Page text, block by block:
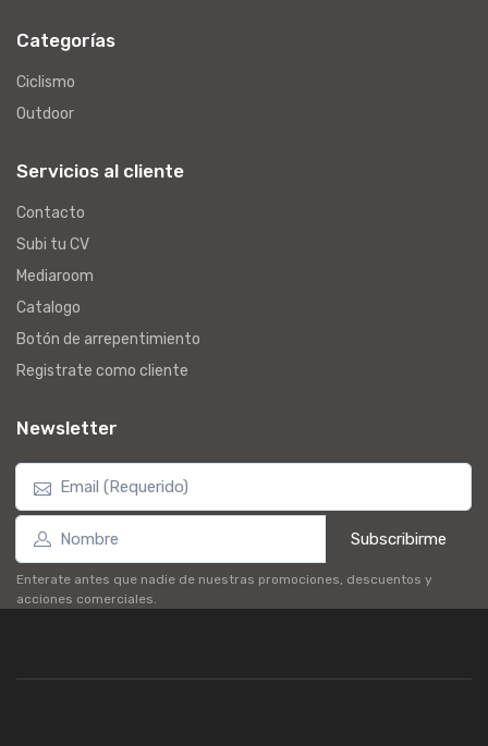
Categorías
Ciclismo
Outdoor
Servicios al cliente
Contacto
Subi tu CV
Mediaroom
Catalogo
Botón de arrepentimiento
Registrate como cliente
Newsletter
Subscribirme
Enterate antes que nadie de nuestras promociones, descuentos y
acciones comerciales.